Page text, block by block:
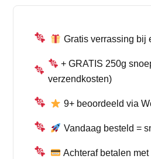
aantal
Gratis verrassing bij
+ GRATIS 250g
verzendkosten)
9+ beoordeeld via
Vandaag besteld =
Achteraf betalen met